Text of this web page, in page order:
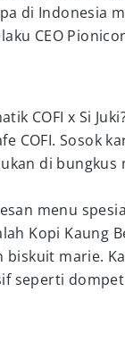
di Indonesia
CEO
COFI x Si
COFI. Sosok
di bungkus
menu
Kopi Kaung
marie.
seperti